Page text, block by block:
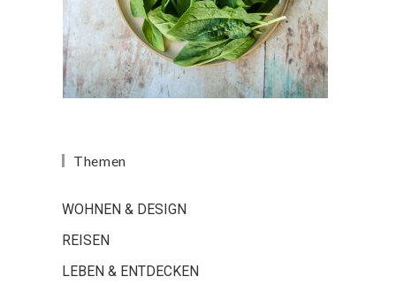
Themen
WOHNEN & DESIGN
REISEN
LEBEN & ENTDECKEN